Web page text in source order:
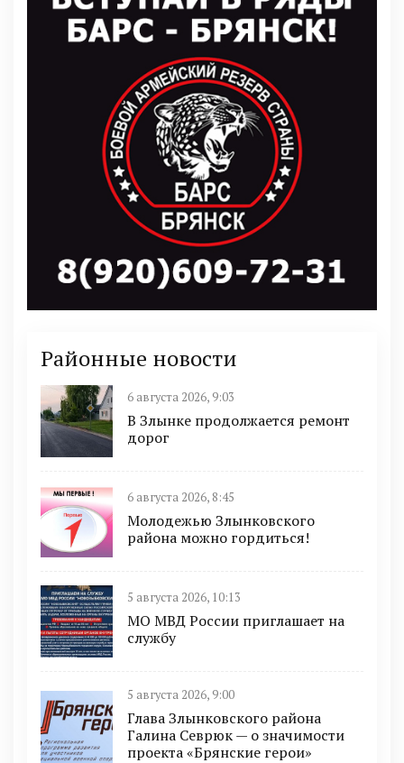
Районные новости
6 августа 2026, 9:03
В Злынке продолжается ремонт
дорог
6 августа 2026, 8:45
Молодежью Злынковского
района можно гордиться!
5 августа 2026, 10:13
МО МВД России приглашает на
службу
5 августа 2026, 9:00
Глава Злынковского района
Галина Севрюк — о значимости
проекта «Брянские герои»